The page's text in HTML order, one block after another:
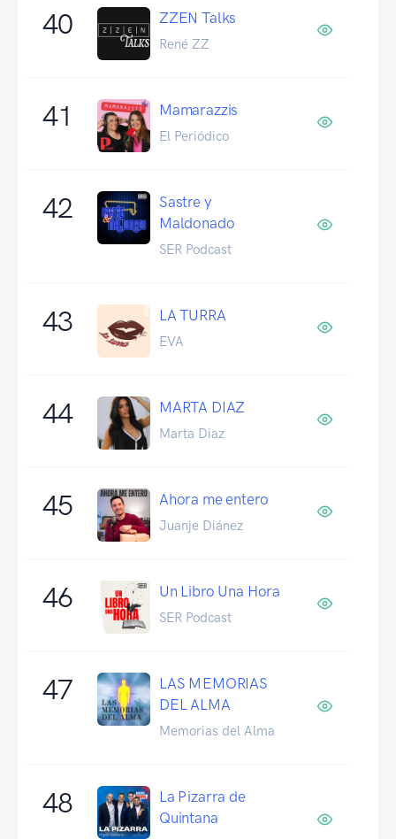
40 ZZEN Talks
René ZZ
41 Mamarazzis
El Periódico
42
Sastre y
Maldonado
SER Podcast
43 LA TURRA
EVA
44 MARTA DIAZ
Marta Diaz
45 Ahora me entero
Juanje Diánez
46 Un Libro Una Hora
SER Podcast
47
LAS MEMORIAS
DEL ALMA
Memorias del Alma
48
La Pizarra de
Quintana